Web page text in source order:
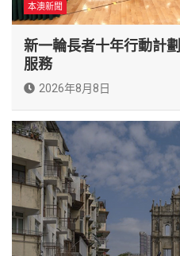
本澳新聞
新一輪長者十年行動計
服務
2026年8月8日